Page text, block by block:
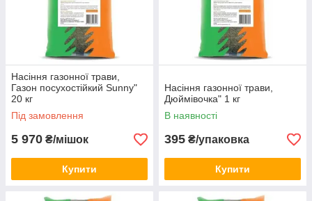
Насіння газонної трави,
Газон посухостійкий Sunny"
20 кг
Під замовлення
5 970 ₴/мішок
Купити
Насіння газонної трави,
Дюймівочка" 1 кг
В наявності
395 ₴/упаковка
Купити